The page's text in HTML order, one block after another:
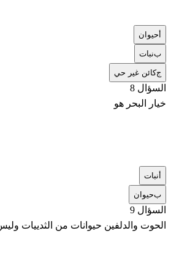
حيوان
بنبات
جكائن غير حي
السؤال 8
خيار البحر هو
نبات
بحيوان
السؤال 9
الحوت والدلفين حيوانات من الثدييات